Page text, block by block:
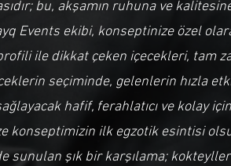
bu, akşamın ruhuna ve
Events ekibi, konseptinize özel
ile dikkat çeken içecekleri, tam
seçiminde, gelenlerin hızla
hafif, ferahlatıcı ve kolay
konseptimizin ilk egzotik esintisi
sunulan şık bir karşılama;